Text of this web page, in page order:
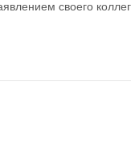
своего